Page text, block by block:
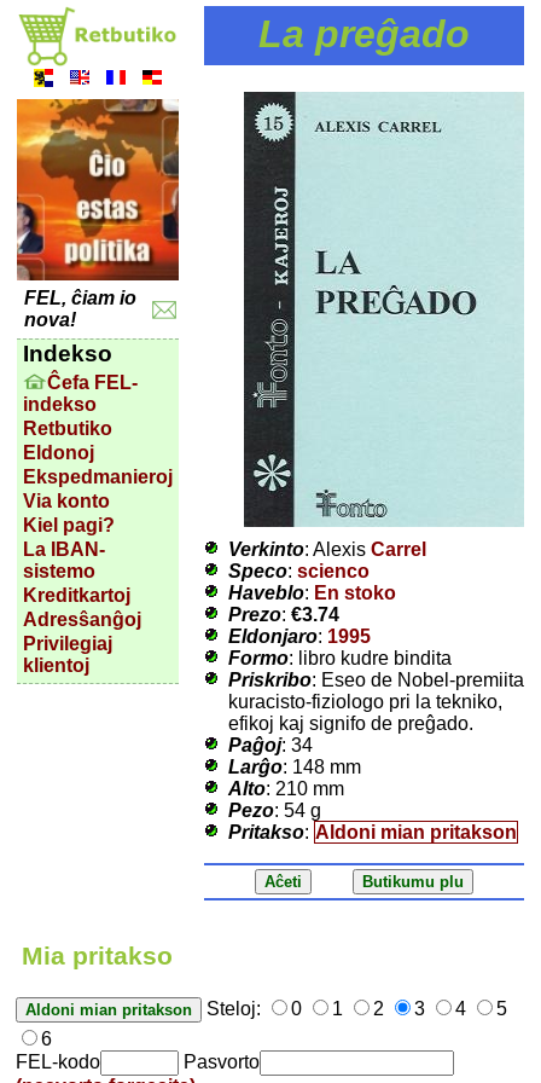
FEL, ĉiam io
nova!
Indekso
Ĉefa FEL-
indekso
Retbutiko
Eldonoj
Ekspedmanieroj
Via konto
Kiel pagi?
La IBAN-
sistemo
Kreditkartoj
Adresŝanĝoj
Privilegiaj
klientoj
La preĝado
Verkinto: Alexis Carrel
Speco: scienco
Haveblo: En stoko
Prezo: €3.74
Eldonjaro: 1995
Formo: libro kudre bindita
Priskribo: Eseo de Nobel-premiita
kuracisto-fiziologo pri la tekniko,
efikoj kaj signifo de preĝado.
Paĝoj: 34
Larĝo: 148 mm
Alto: 210 mm
Pezo: 54 g
Pritakso: Aldoni mian pritakson
Mia pritakso
Steloj: 0 1 2 3 4
5
6
FEL-kodo
Pasvorto